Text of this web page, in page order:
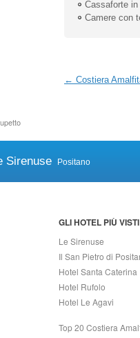
Cassaforte
Camere con
← Costiera
Sirenuse Positano
GLI HOTEL PIÙ VISTI
Le Sirenuse
Il San Pietro di
Hotel Santa Caterina
Hotel Rufolo
Hotel Le Agavi
Top 20 Costiera